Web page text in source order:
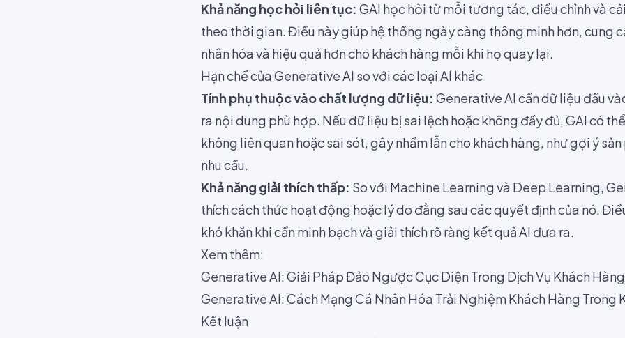
Khả năng học hỏi liên tục: GAI học hỏi từ mỗi tương tác, điều chỉnh và
theo thời gian. Điều này giúp hệ thống ngày càng thông minh hơn, cung
nhân hóa và hiệu quả hơn cho khách hàng mỗi khi họ quay lại.
Hạn chế của Generative AI so với các loại AI khác
Tính phụ thuộc vào chất lượng dữ liệu: Generative AI cần dữ liệu đầu
ra nội dung phù hợp. Nếu dữ liệu bị sai lệch hoặc không đầy đủ, GAI có
không liên quan hoặc sai sót, gây nhầm lẫn cho khách hàng, như gợi ý
nhu cầu.
Khả năng giải thích thấp: So với Machine Learning và Deep Learning,
thích cách thức hoạt động hoặc lý do đằng sau các quyết định của nó.
khó khăn khi cần minh bạch và giải thích rõ ràng kết quả AI đưa ra.
Xem thêm:
Generative AI: Giải Pháp Đảo Ngược Cục Diện Trong Dịch Vụ Khách
Generative AI: Cách Mạng Cá Nhân Hóa Trải Nghiệm Khách Hàng Trong
Kết luận